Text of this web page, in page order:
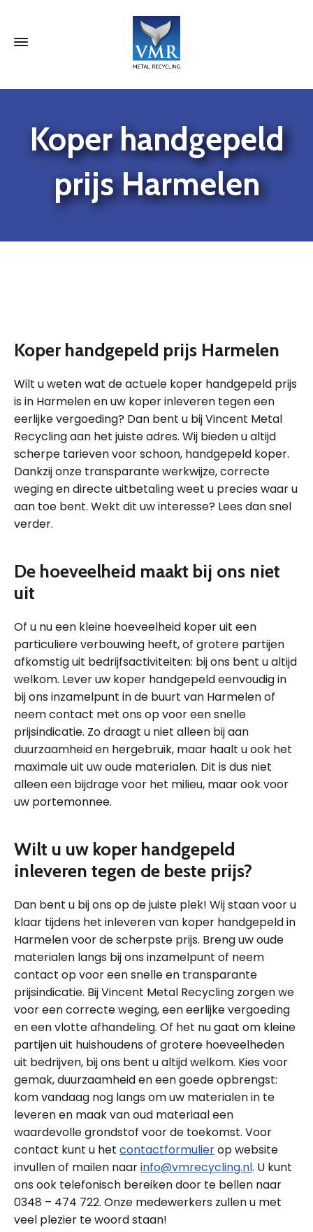
Koper handgepeld
prijs Harmelen
Koper handgepeld prijs Harmelen
Wilt u weten wat de actuele koper handgepeld prijs
is in Harmelen en uw koper inleveren tegen een
eerlijke vergoeding? Dan bent u bij Vincent Metal
Recycling aan het juiste adres. Wij bieden u altijd
scherpe tarieven voor schoon, handgepeld koper.
Dankzij onze transparante werkwijze, correcte
weging en directe uitbetaling weet u precies waar u
aan toe bent. Wekt dit uw interesse? Lees dan snel
verder.
De hoeveelheid maakt bij ons niet
uit
Of u nu een kleine hoeveelheid koper uit een
particuliere verbouwing heeft, of grotere partijen
afkomstig uit bedrijfsactiviteiten: bij ons bent u altijd
welkom. Lever uw koper handgepeld eenvoudig in
bij ons inzamelpunt in de buurt van Harmelen of
neem contact met ons op voor een snelle
prijsindicatie. Zo draagt u niet alleen bij aan
duurzaamheid en hergebruik, maar haalt u ook het
maximale uit uw oude materialen. Dit is dus niet
alleen een bijdrage voor het milieu, maar ook voor
uw portemonnee.
Wilt u uw koper handgepeld
inleveren tegen de beste prijs?
Dan bent u bij ons op de juiste plek! Wij staan voor u
klaar tijdens het inleveren van koper handgepeld in
Harmelen voor de scherpste prijs. Breng uw oude
materialen langs bij ons inzamelpunt of neem
contact op voor een snelle en transparante
prijsindicatie. Bij Vincent Metal Recycling zorgen we
voor een correcte weging, een eerlijke vergoeding
en een vlotte afhandeling. Of het nu gaat om kleine
partijen uit huishoudens of grotere hoeveelheden
uit bedrijven, bij ons bent u altijd welkom. Kies voor
gemak, duurzaamheid en een goede opbrengst:
kom vandaag nog langs om uw materialen in te
leveren en maak van oud materiaal een
waardevolle grondstof voor de toekomst. Voor
contact kunt u het contactformulierop website
invullen of mailen naarinfo@vmrecycling.nl. U kunt
ons ook telefonisch bereiken door te bellen naar
0348 – 474 722. Onze medewerkers zullen u met
veel plezier te woord staan!